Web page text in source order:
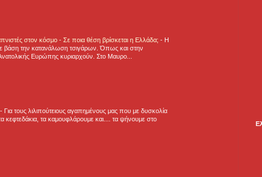
στον κόσμο - Σε ποια θέση βρίσκεται η Ελλάδα; - Η
την κατανάλωση τσιγάρων. Όπως και στην
Ευρώπης κυριαρχούν. Στο Μαυρο...
- Για τους λιλιπούτειους αγαπημένους μας που με δυσκολία
κεφτεδάκια, τα καμουφλάρουμε και.... τα ψήνουμε στο